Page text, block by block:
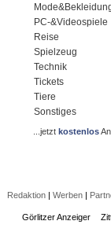
PC-&Videospiele
Reise
Spielzeug
Technik
Tickets
Tiere
Sonstiges
...jetztkostenlos
Redaktion| Werben|
Görlitzer Anzeiger